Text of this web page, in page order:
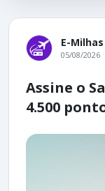
E-Milhas
05/08/2026
Assine o
4.500